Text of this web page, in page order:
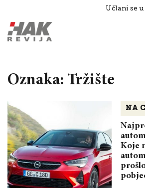
Učlani se u
Razgovori
Oznaka: Tržište
NA
Koje